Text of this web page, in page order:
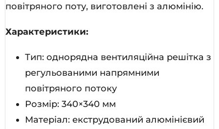
повітряного поту, виготовлені з алюмінію.
Характеристики:
Тип: однорядна вентиляційна решітка з
регульованими напрямними
повітряного потоку
Розмір: 340×340 мм
Матеріал: екструдований алюмінієвий